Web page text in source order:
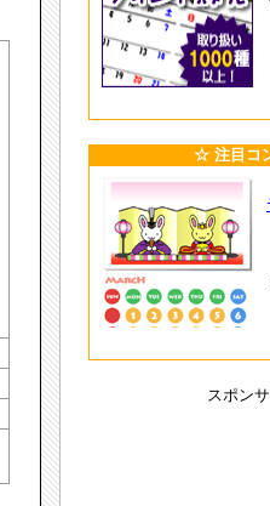
☆ 注目コ
スポン